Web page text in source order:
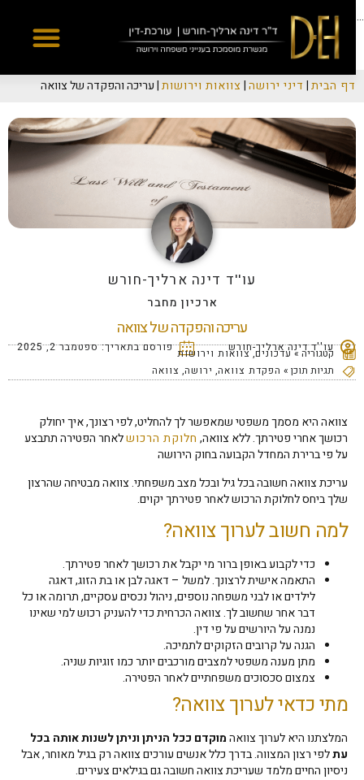
Yes
...
דף הבית|דיני ירושה|צוואות וירושות|עריכה והפקדה של צוואה
עו''ד דינה ארליך-חורש
ארכיון מחבר
עריכה והפקדה של צוואה
עו''ד דינה ארליך-חורש פורסם בתאריך:ספטמבר 2, 2025 קטגוריה » עדכונים,צוואות וירושות
תגיות תוכן » הפקדת צוואה,ירושה,צוואה
צוואה היא מסמך משפטי שמאפשר לך להחליט, לפי רצונך, איך יחולק
רכושך אחרי פטירתך. ללא צוואה,חלוקת הרכושלאחר הפטירה תתבצע
על פי ברירת המחדל הקבועה בחוק הירושה
עריכת צוואה חשובה בכל גיל ובכל מצב משפחתי. צוואה מבטיחה שהרצון
שלך ביחס לחלוקת הרכוש לאחר פטירתך יקוים.
למה חשוב לערוך צוואה?
כדי לקבוע באופן ברור מי יקבל את רכושך לאחר פטירתך.
התאמה אישית לרצונך. למשל – דאגה לבן או בת הזוג, דאגה
לילדים או לבני משפחה נוספים, ניהול נכסים עסקיים, תרומה או כל
דבר אחר שחשוב לך. צוואה הכרחית כדי להעניק רכוש למי שאינו
נמנה על היורשים על פי דין.
הגנה על קרובים הזקוקים לתמיכה.
מתן מענה משפטי למצבים מורכבים יותר כמו זוגיות שניה.
צמצום סכסוכים משפחתיים לאחר הפטירה.
מתי כדאי לערוך צוואה?
המלצתנו היא לערוך צוואהמוקדם ככל הניתן וניתן לשנות אותה בכל
עתלפי רצון המצווה. בדרך כלל אנשים עורכים צוואה רק בגיל מאוחר, אבל
ניסיון החיים מלמד שעריכת צוואה חשובה גם בגילאים צעירים.